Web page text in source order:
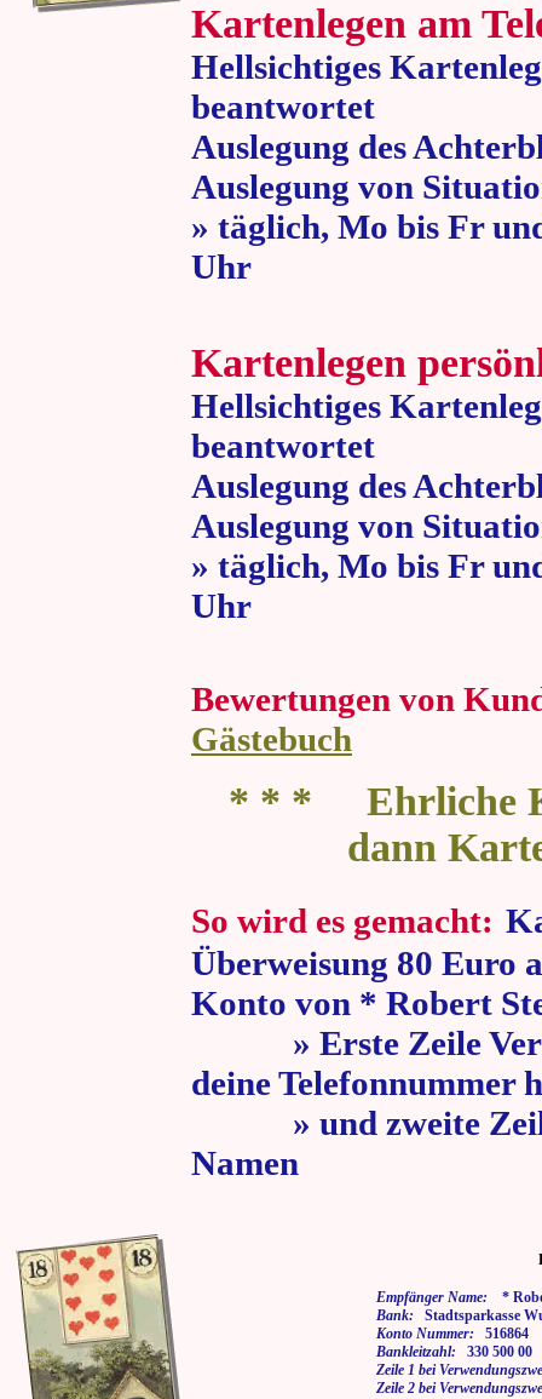
Kartenlegen am
Hellsichtiges
beantwortet
Auslegung des
Auslegung von
» täglich, Mo bis Fr
Uhr » 80
Kartenlegen
Hellsichtiges
beantwortet
Auslegung des
Auslegung von
» täglich, Mo bis Fr
Uhr » 80
Bewertungen von
Gästebuch
* * * Ehrliche
dann
So wird es gemacht:
Überweisung 80 Euro
Konto von * Robert
» Erste Zeile
deine Telefonnummer
» und zweite Zeile
Namen
Empfänger Name: *
Bank: Stadtsparkasse
Konto Nummer: 516864
Bankleitzahl: 330 500 00
Zeile 1 bei
Zeile 2 bei